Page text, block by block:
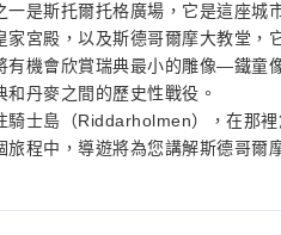
一是斯托爾托格廣場，它是這座城
宮殿，以及斯德哥爾摩大教堂，
有機會欣賞瑞典最小的雕像—鐵童
丹麥之間的歷史性戰役。
騎士島（Riddarholmen），在那
旅程中，導遊將為您講解斯德哥爾